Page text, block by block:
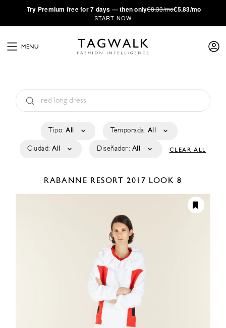
·Try Premium free for 7 days — then only€8.33/mo€5.83/mo
START NOW
MENU
Tipo: All Temporada: All
Ciudad: All Diseñador: All CLEAR ALL
RABANNE RESORT 2017 LOOK 8